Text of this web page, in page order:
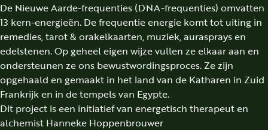
De Nieuwe Aarde-frequenties (DNA-frequenties) omvatten
13 kern-energieën. De frequentie energie komt tot uiting in
remedies, tarot & orakelkaarten, muziek, aurasprays en
edelstenen. Op geheel eigen wijze vullen ze elkaar aan en
ondersteunen ze ons bewustwordingsproces. Ze zijn
opgehaald en gemaakt in het land van de Katharen in Zuid
Frankrijk en in de tempels van Egypte.
Dit project is een initiatief van energetisch therapeut en
alchemist Hanneke Hoppenbrouwer